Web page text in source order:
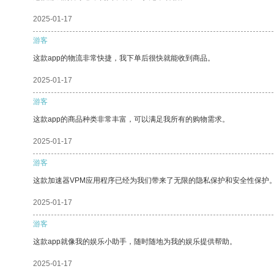
2025-01-17
游客
这款app的物流非常快捷，我下单后很快就能收到商品。
2025-01-17
游客
这款app的商品种类非常丰富，可以满足我所有的购物需求。
2025-01-17
游客
这款加速器VPM应用程序已经为我们带来了无限的隐私保护和安全性保护
2025-01-17
游客
这款app就像我的娱乐小助手，随时随地为我的娱乐提供帮助。
2025-01-17